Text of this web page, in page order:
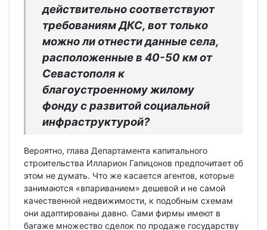
действительно соответствуют
требованиям ДКС, вот только
можно ли отнести данные села,
расположенные в 40-50 км от
Севастополя к
благоустроенному жилому
фонду с развитой социальной
инфраструктурой?
Вероятно, глава Департамента капитального
строительства Илларион Гапицонов предпочитает об
этом не думать. Что же касается агентов, которые
занимаются «впариванием» дешевой и не самой
качественной недвижимости, к подобным схемам
они адаптированы давно. Сами фирмы имеют в
багаже множество сделок по продаже государству